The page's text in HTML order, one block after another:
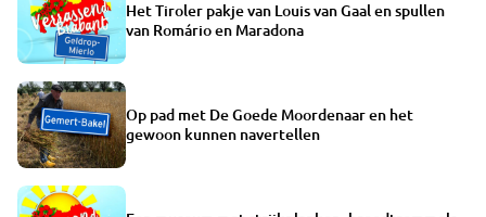
Het Tiroler pakje van Louis van Gaal en spullen
van Romário en Maradona
Op pad met De Goede Moordenaar en het
gewoon kunnen navertellen